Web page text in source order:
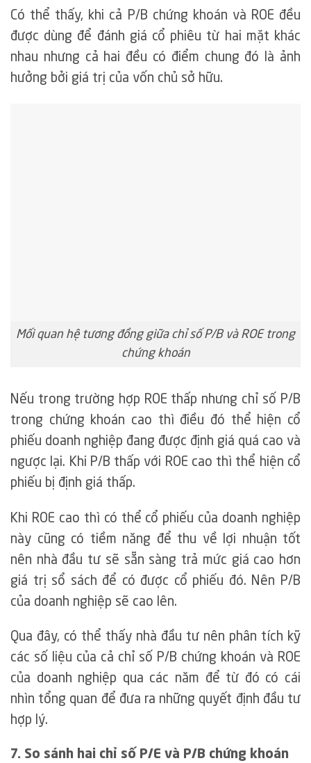
Có thể thấy, khi cả P/B chứng khoán và ROE đều
được dùng để đánh giá cổ phiêu từ hai mặt khác
nhau nhưng cả hai đều có điểm chung đó là ảnh
hưởng bởi giá trị của vốn chủ sở hữu.
Mối quan hệ tương đồng giữa chỉ số P/B và ROE trong
chứng khoán
Nếu trong trường hợp ROE thấp nhưng chỉ số P/B
trong chứng khoán cao thì điều đó thể hiện cổ
phiếu doanh nghiệp đang được định giá quá cao và
ngược lại. Khi P/B thấp với ROE cao thì thể hiện cổ
phiếu bị định giá thấp.
Khi ROE cao thì có thể cổ phiếu của doanh nghiệp
này cũng có tiềm năng để thu về lợi nhuận tốt
nên nhà đầu tư sẽ sẵn sàng trả mức giá cao hơn
giá trị sổ sách để có được cổ phiếu đó. Nên P/B
của doanh nghiệp sẽ cao lên.
Qua đây, có thể thấy nhà đầu tư nên phân tích kỹ
các số liệu của cả chỉ số P/B chứng khoán và ROE
của doanh nghiệp qua các năm để từ đó có cái
nhìn tổng quan để đưa ra những quyết định đầu tư
hợp lý.
7. So sánh hai chỉ số P/E và P/B chứng khoán